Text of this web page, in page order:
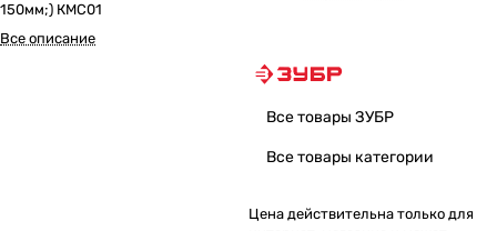
150мм;) КМС01
Все описание
Все товары ЗУБР
Все товары категории
Цена действительна только для